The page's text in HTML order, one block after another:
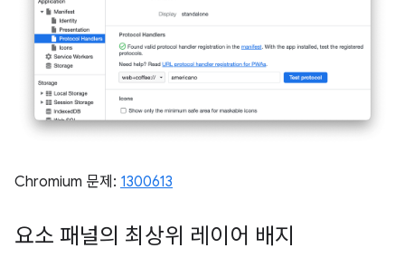
Chromium 문제: 1300613
요소 패널의 최상위 레이어 배지